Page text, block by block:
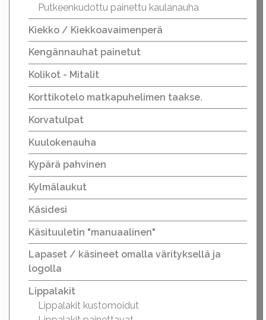
Putkeenkudottu painettu kaulanauha
Kiekko / Kiekkoavaimenperä
Kengännauhat painetut
Kolikot - Mitalit
Korttikotelo matkapuhelimen taakse.
Korvatulpat
Kuulokenauha
Kypärä pahvinen
Kylmälaukut
Käsidesi
Käsituuletin "manuaalinen"
Lapaset / käsineet omalla värityksellä ja
logolla
Lippalakit
Lippalakit kustomoidut